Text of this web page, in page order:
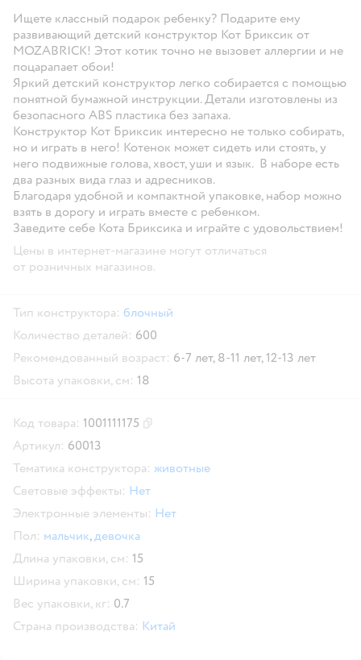
Ищете классный подарок ребенку? Подарите ему
развивающий детский конструктор Кот Бриксик от
MOZABRICK! Этот котик точно не вызовет аллергии и не
поцарапает обои!
Яркий детский конструктор легко собирается с помощью
понятной бумажной инструкции. Детали изготовлены из
безопасного ABS пластика без запаха.
Конструктор Кот Бриксик интересно не только собирать,
но и играть в него! Котенок может сидеть или стоять, у
него подвижные голова, хвост, уши и язык. В наборе есть
два разных вида глаз и адресников.
Благодаря удобной и компактной упаковке, набор можно
взять в дорогу и играть вместе с ребенком.
Заведите себе Кота Бриксика и играйте с удовольствием!
Цены в интернет-магазине могут отличаться
от розничных магазинов.
Тип конструктора: блочный
Количество деталей: 600
Рекомендованный возраст: 6-7 лет, 8-11 лет,12-13 лет
Высота упаковки, см: 18
Код товара: 1001111175
Артикул: 60013
Тематика конструктора: животные
Световые эффекты: Нет
Электронные элементы: Нет
Пол: мальчик,девочка
Длина упаковки, см: 15
Ширина упаковки, см: 15
Вес упаковки, кг: 0.7
Страна производства: Китай